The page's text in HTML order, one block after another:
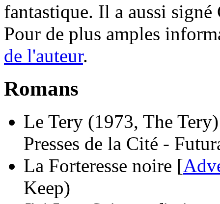
fantastique. Il a aussi
Pour de plus amples
de l'auteur.
Romans
Le Tery (1973, The Tery)
Presses de la Cité -
La Forteresse noire [
Keep)